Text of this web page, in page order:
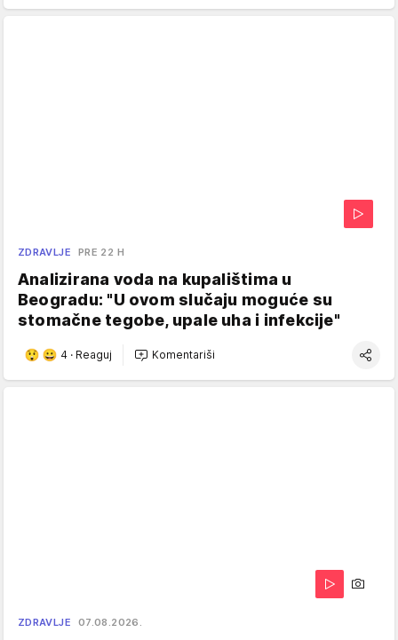
ZDRAVLJE PRE 22 H
Analizirana voda na kupalištima u
Beogradu: "U ovom slučaju moguće su
stomačne tegobe, upale uha i infekcije"
4 · Reaguj Komentariši
ZDRAVLJE 07.08.2026.